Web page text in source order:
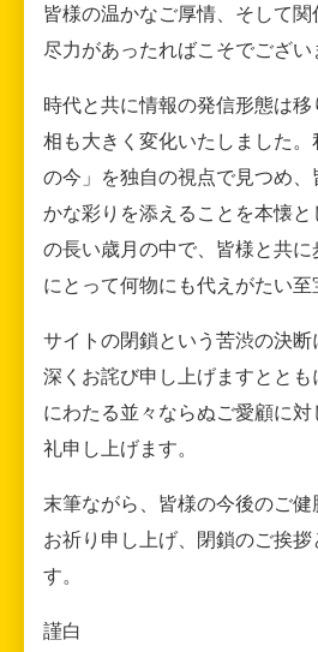
皆様の温かなご厚情、そして
尽力があったればこそでござい
時代と共に情報の発信形態は
相も大きく変化いたしました
の今」を独自の視点で見つめ
かな彩りを添えることを本懐と
の長い歳月の中で、皆様と共
にとって何物にも代えがたい至
サイトの閉鎖という苦渋の決断
深くお詫び申し上げますととも
にわたる並々ならぬご愛顧に
礼申し上げます。
末筆ながら、皆様の今後のご健
お祈り申し上げ、閉鎖のご挨拶
す。
謹白